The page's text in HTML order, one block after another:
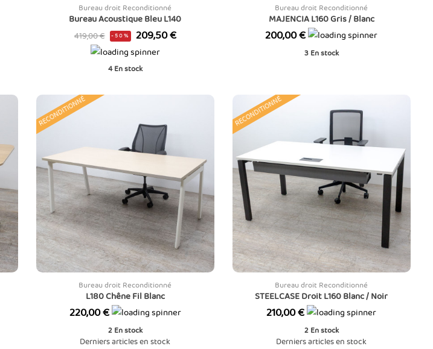
Bureau droit Reconditionné
Bureau Acoustique Bleu L140
Prix
419,00 € -50% Prix
209,50 €
4En stock
Bureau droit Reconditionné
MAJENCIA L160 Gris / Blanc
Prix
200,00 €
3 En stock
RECONDITIONNÉ
Bureau droit Reconditionné
L180 Chêne Fil Blanc
Prix
220,00 €
2 En stock
Derniers articles en stock
RECONDITIONNÉ
Bureau droit Reconditionné
STEELCASE Droit L160 Blanc / Noir
Prix
210,00 €
2 En stock
Derniers articles en stock